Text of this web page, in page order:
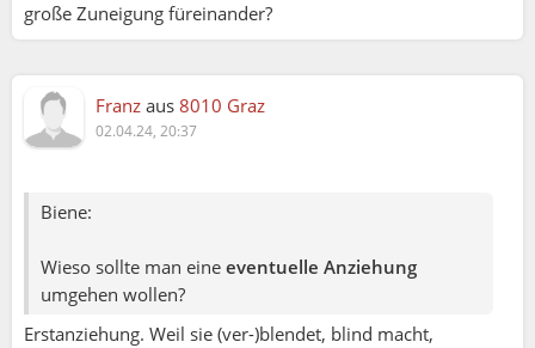
große Zuneigung füreinander?
Franz aus 8010 Graz
02.04.24, 20:37
Biene:
Wieso sollte man eine eventuelle Anziehung
umgehen wollen?
Erstanziehung. Weil sie (ver-)blendet, blind macht,